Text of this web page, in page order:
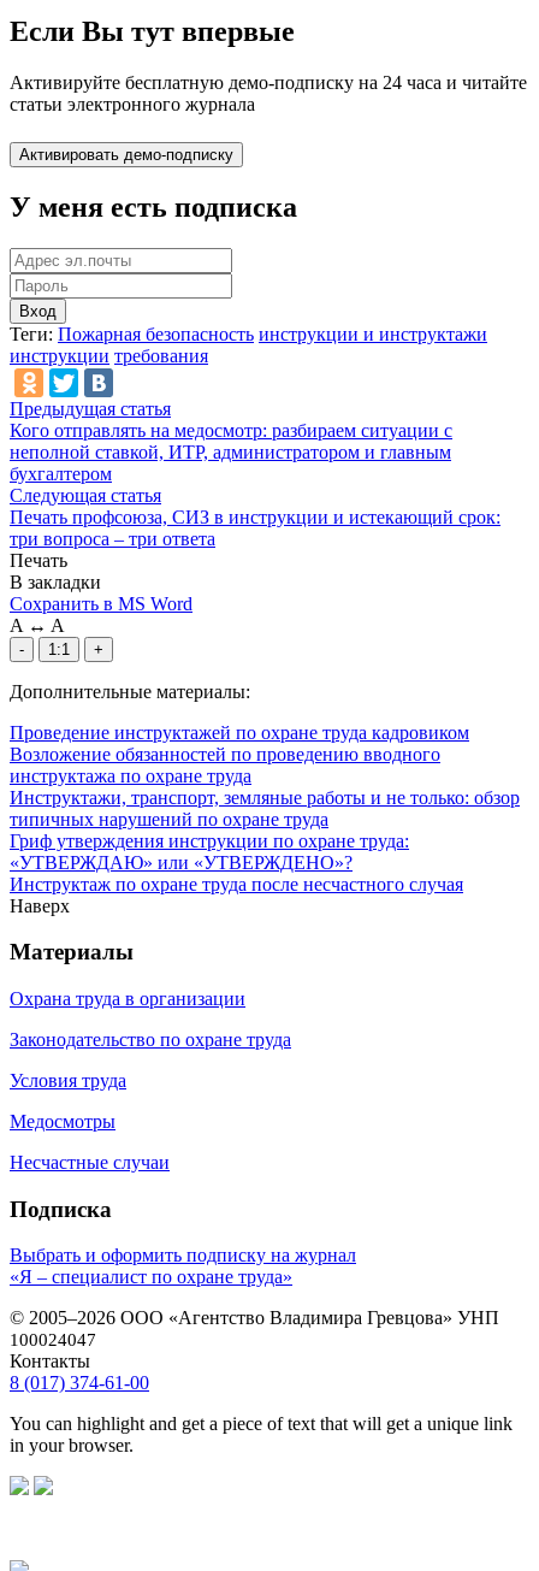
Если Вы тут впервые
Активируйте бесплатную демо-подписку на 24 часа и читайте
статьи электронного журнала
У меня есть подписка
Вход
Теги: Пожарная безопасность инструкции и инструктажи
инструкции требования
Предыдущая статья
Кого отправлять на медосмотр: разбираем ситуации с
неполной ставкой, ИТР, администратором и главным
бухгалтером
Следующая статья
Печать профсоюза, СИЗ в инструкции и истекающий срок:
три вопроса – три ответа
Печать
В закладки
Сохранить в MS Word
A ↔ A
- 1:1 +
Дополнительные материалы:
Проведение инструктажей по охране труда кадровиком
Возложение обязанностей по проведению вводного
инструктажа по охране труда
Инструктажи, транспорт, земляные работы и не только: обзор
типичных нарушений по охране труда
Гриф утверждения инструкции по охране труда:
«УТВЕРЖДАЮ» или «УТВЕРЖДЕНО»?
Инструктаж по охране труда после несчастного случая
Наверх
Материалы
Охрана труда в организации
Законодательство по охране труда
Условия труда
Медосмотры
Несчастные случаи
Подписка
Выбрать и оформить подписку на журнал
«Я – специалист по охране труда»
© 2005–2026 ООО «Агентство Владимира Гревцова» УНП
100024047
Контакты
8 (017) 374-61-00
You can highlight and get a piece of text that will get a unique link
in your browser.